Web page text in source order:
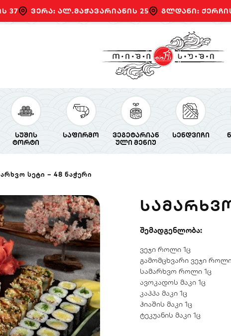
37 ვერა: ალ.მაჭავარიანის 25 გლდანი:
სუშის
ტორტი
საფირმო
ვეგეტარიან
ული მენიუ
სენდვიჩი
სეტი – 48 ნაჭერი
შემადგენლობა:
ვეჯი როლი 1ც
გამომცხვარი ვეჯი
სამარხვო როლი 1ც
ავოკადოს მაკი 1ც
კაპპა მაკი 1ც
ჰიაშის მაკი 1ც
ტეკუანის მაკი 1ც